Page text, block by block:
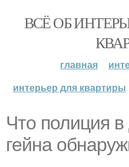
ВСЁ ОБ
главная
интерьер для квартиры
Что полиция
гейна